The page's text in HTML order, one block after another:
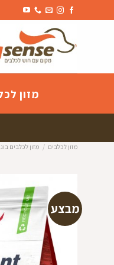
to
מזון
מזון לכלבים / מזון לכלבים
מבצע